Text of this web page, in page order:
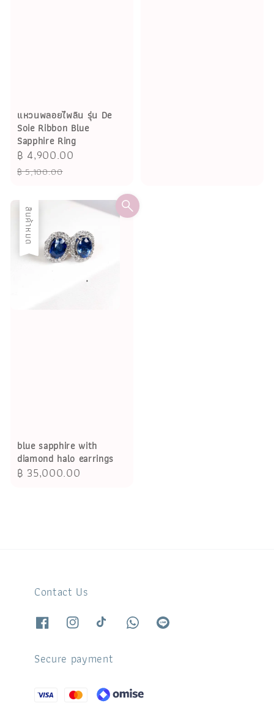
แหวนพลอยไพลิน รุ่น De
Soie Ribbon Blue
Sapphire Ring
Sale
price
฿ 4,900.00
฿ 5,100.00
สินค้าหมด
blue sapphire with
diamond halo earrings
Regular
฿ 35,000.00
Contact Us
Secure payment